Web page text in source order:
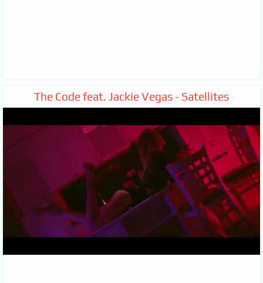
The Code feat. Jackie Vegas - Satellites